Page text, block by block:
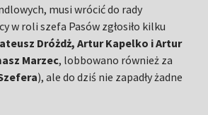
musi wrócić do rady
w roli szefa Pasów zgłosiło kilku
Dróżdż, Artur Kapelko i Artur
Marzec, lobbowano również za
), ale do dziś nie zapadły żadne